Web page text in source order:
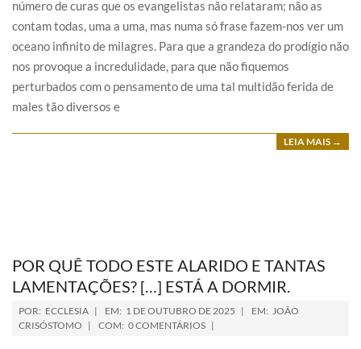
número de curas que os evangelistas não relataram; não as
contam todas, uma a uma, mas numa só frase fazem-nos ver um
oceano infinito de milagres. Para que a grandeza do prodígio não
nos provoque a incredulidade, para que não fiquemos
perturbados com o pensamento de uma tal multidão ferida de
males tão diversos e
LEIA MAIS →
POR QUÊ TODO ESTE ALARIDO E TANTAS
LAMENTAÇÕES? […] ESTÁ A DORMIR.
POR: ECCLESIA EM: 1 DE OUTUBRO DE 2025 EM: JOÃO
CRISÓSTOMO
COM: 0 COMENTÁRIOS